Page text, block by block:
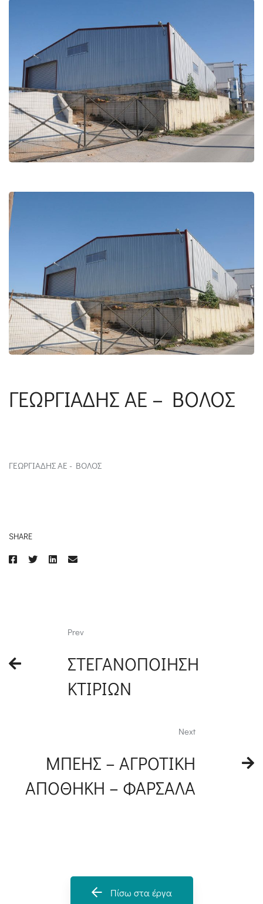
ΓΕΩΡΓΙΑΔΗΣ AE – BOΛΟΣ
ΓΕΩΡΓΙΑΔΗΣ AE - BOΛΟΣ
SHARE
Prev
ΣΤΕΓΑΝΟΠΟΙΗΣΗ
ΚΤΙΡΙΩΝ
Next
ΜΠΕΗΣ – ΑΓΡΟΤΙΚΗ
ΑΠΟΘΗΚΗ – ΦΑΡΣΑΛΑ
Πίσω στα έργα